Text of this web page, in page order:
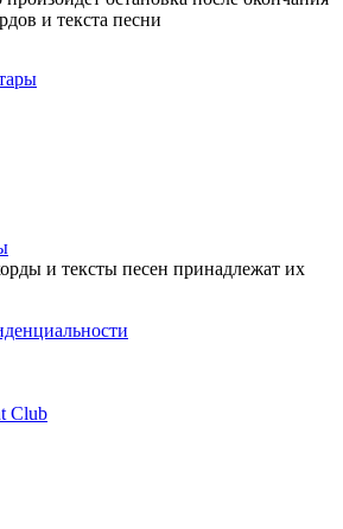
и текста песни
и тексты песен принадлежат их